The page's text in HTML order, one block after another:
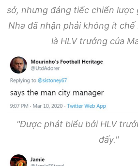
sở, nhưng đáng tiếc chiến lược
Nha đã nhận phải không ít
là HLV trưởng của
"Được phát biểu bởi HLV
đấy."